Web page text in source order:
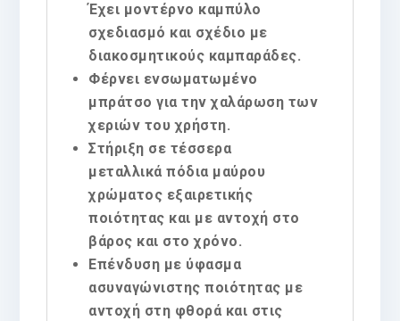
Έχει μοντέρνο καμπύλο
σχεδιασμό και σχέδιο με
διακοσμητικούς καμπαράδες.
Φέρνει ενσωματωμένο
μπράτσο για την χαλάρωση των
χεριών του χρήστη.
Στήριξη σε τέσσερα
μεταλλικά πόδια μαύρου
χρώματος εξαιρετικής
ποιότητας και με αντοχή στο
βάρος και στο χρόνο.
Επένδυση με ύφασμα
ασυναγώνιστης ποιότητας με
αντοχή στη φθορά και στις